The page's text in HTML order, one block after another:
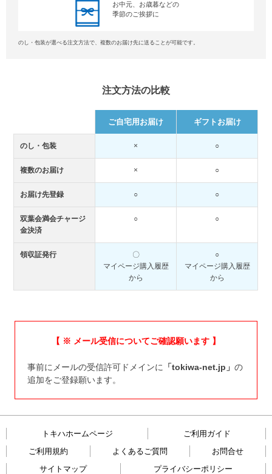
お中元、お歳暮などの
季節のご挨拶に
のし・包装が選べる注文方法で、複数のお届け先に送ることが可能です。
注文方法の比較
ご自宅用お届け ギフトお届け
のし・包装 × ○
複数のお届け × ○
お届け先登録 ○ ○
双葉会満会チャージ
金決済
○ ○
領収証発行
〇
マイページ購入履歴
から
○
マイページ購入履歴
から
【 ※ メール受信についてご確認願います 】
事前にメールの受信許可ドメインに 「tokiwa-net.jp」 の
追加をご登録願います。
トキハホームページ
ご利用ガイド
ご利用規約
よくあるご質問
お問合せ
サイトマップ
プライバシーポリシー